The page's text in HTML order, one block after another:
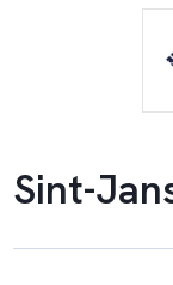
Sint-